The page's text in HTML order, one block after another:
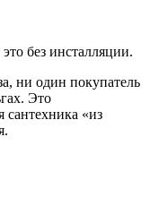
без инсталляции.
ни один покупатель
Это
сантехника «из